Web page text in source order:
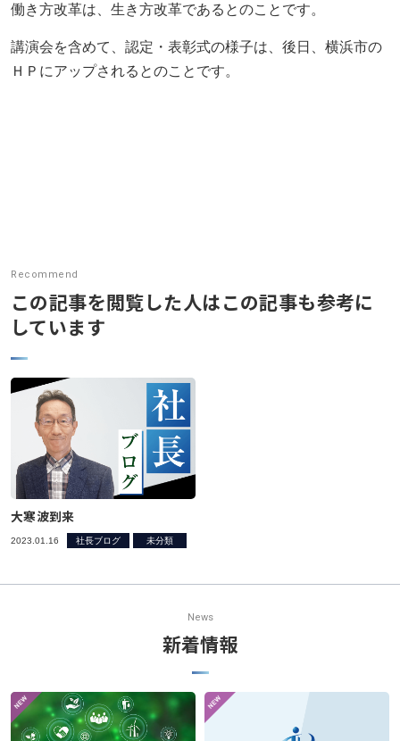
働き方改革は、生き方改革であるとのことです。
講演会を含めて、認定・表彰式の様子は、後日、横浜市の
ＨＰにアップされるとのことです。
Recommend
この記事を閲覧した人はこの記事も参考に
しています
大寒波到来
2023.01.16 社長ブログ 未分類
News
新着情報